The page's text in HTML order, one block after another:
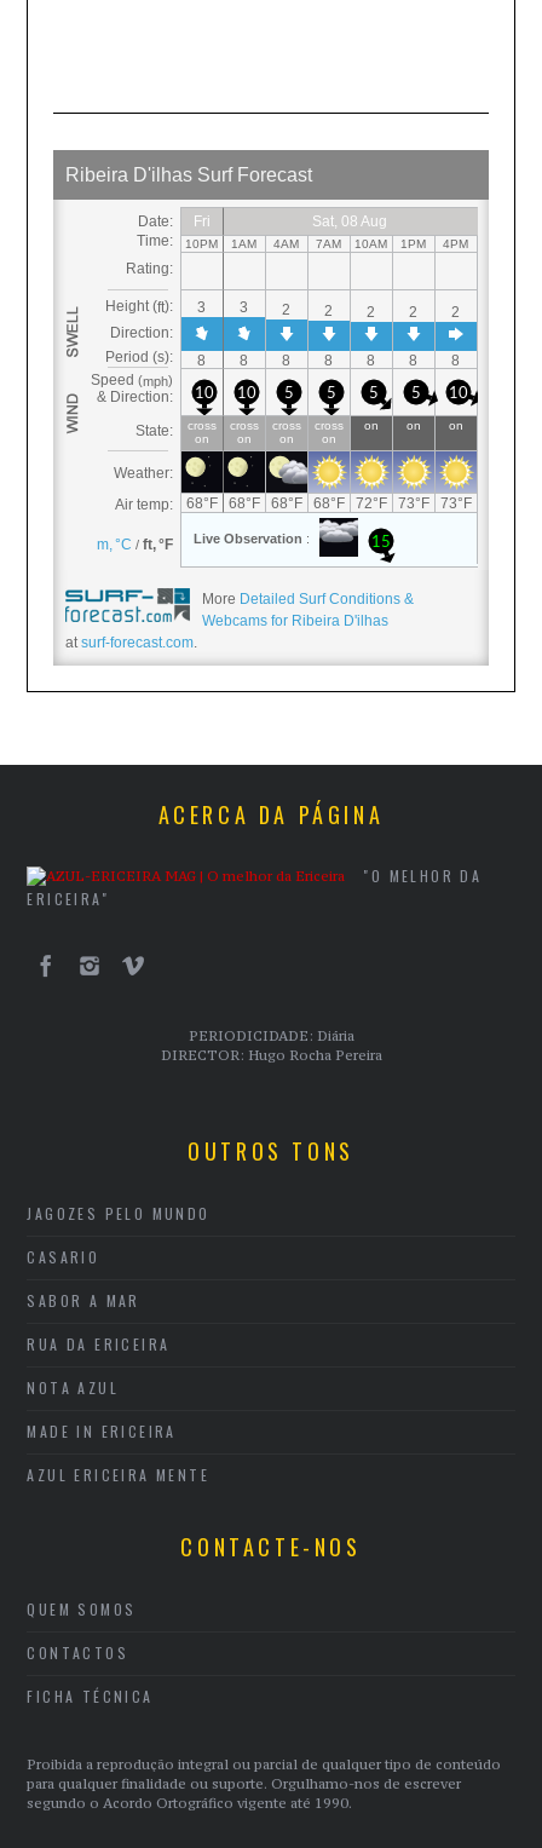
More Detailed Surf Conditions &
Webcams for Ribeira D'ilhas
atsurf-forecast.com.
ACERCA DA PÁGINA
"O MELHOR DA
ERICEIRA"
PERIODICIDADE: Diária
DIRECTOR: Hugo Rocha Pereira
OUTROS TONS
JAGOZES PELO MUNDO
CASARIO
SABOR A MAR
RUA DA ERICEIRA
NOTA AZUL
MADE IN ERICEIRA
AZUL ERICEIRA MENTE
CONTACTE-NOS
QUEM SOMOS
CONTACTOS
FICHA TÉCNICA
Proibida a reprodução integral ou parcial de qualquer tipo de conteúdo
para qualquer finalidade ou suporte. Orgulhamo-nos de escrever
segundo o Acordo Ortográfico vigente até 1990.